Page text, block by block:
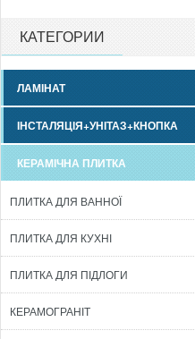
КАТЕГОРИИ
ЛАМІНАТ
ІНСТАЛЯЦІЯ+УНІТАЗ+КНОПКА
КЕРАМІЧНА ПЛИТКА
ПЛИТКА ДЛЯ ВАННОЇ
ПЛИТКА ДЛЯ КУХНІ
ПЛИТКА ДЛЯ ПІДЛОГИ
КЕРАМОГРАНІТ